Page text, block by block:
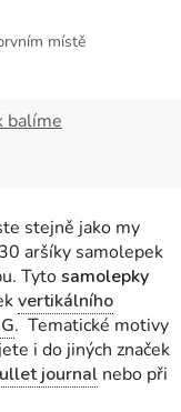
místě
balíme
stejně jako my
aršíky samolepek
Tytosamolepky
vertikálního
. Tematické motivy
i do jiných značek
journal nebo při